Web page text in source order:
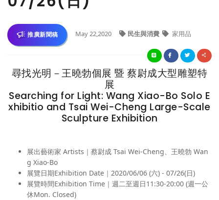
推廣新聞稿 May 22,2020 民生與消費 家用品
尋找光明－王曉勃個展 暨 蔡尉成大型雕塑特
展
Searching for Light: Wang Xiao-Bo Solo E
xhibitio and Tsai Wei-Cheng Large-Scale
Sculpture Exhibition
展出藝術家 Artists｜蔡尉成 Tsai Wei-Cheng、王曉勃 Wan
g Xiao-Bo
展覽日期Exhibition Date｜2020/06/06 (六) - 07/26(日)
展覽時間Exhibition Time｜週二至週日11:30-20:00 (週一公
休Mon. Closed)